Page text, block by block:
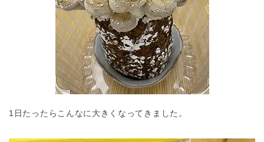
1日たったらこんなに大きくなってきました。